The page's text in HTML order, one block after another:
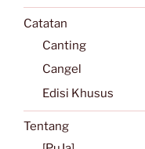
Catatan
Canting
Cangel
Edisi Khusus
Tentang